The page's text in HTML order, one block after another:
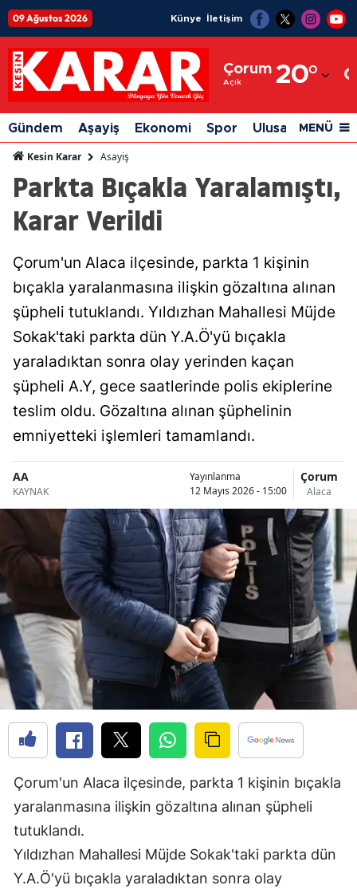
09 Ağustos 2026 Künye İletişim
Çorum
Açık 20°
Adıyaman
Afyonkarahisar
Ağrı
Amasya
Aydın
Balıkesir
Bilecik
Bingöl
Bitlis
Bolu
Burdur
Bursa
Çanakkale
Çankırı
Çorum
Diyarbakır
Edirne
Erzincan
Eskişehir
Gündem Aşayiş Ekonomi Spor Ulusal Siyaset
MENÜ
Kesin Karar Asayiş
Parkta Bıçakla Yaralamıştı,
Karar Verildi
Çorum'un Alaca ilçesinde, parkta 1 kişinin
bıçakla yaralanmasına ilişkin gözaltına alınan
şüpheli tutuklandı. Yıldızhan Mahallesi Müjde
Sokak'taki parkta dün Y.A.Ö'yü bıçakla
yaraladıktan sonra olay yerinden kaçan
şüpheli A.Y, gece saatlerinde polis ekiplerine
teslim oldu. Gözaltına alınan şüphelinin
emniyetteki işlemleri tamamlandı.
AA
KAYNAK
Yayınlanma
12 Mayıs 2026 - 15:00
Çorum
Alaca
Çorum'un Alaca ilçesinde, parkta 1 kişinin bıçakla
yaralanmasına ilişkin gözaltına alınan şüpheli
tutuklandı.
Yıldızhan Mahallesi Müjde Sokak'taki parkta dün
Y.A.Ö'yü bıçakla yaraladıktan sonra olay